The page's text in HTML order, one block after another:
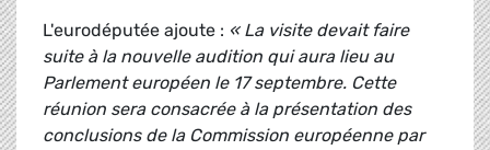
L'eurodéputée ajoute : « La visite devait faire
suite à la nouvelle audition qui aura lieu au
Parlement européen le 17 septembre. Cette
réunion sera consacrée à la présentation des
conclusions de la Commission européenne par